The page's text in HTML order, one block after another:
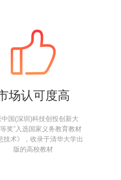
场认可度高
中国(深圳)科技创投创新大
奖”入选国家义务教育教材
技术》，收录于清华大学出
版的高校教材